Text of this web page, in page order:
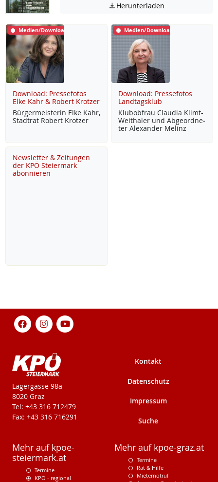
 Herunterladen
Medien/Download
Download: Pressefotos
Elke Kahr & Robert Krotzer
Bür­ger­meis­te­rin El­ke Kahr,
Stadt­rat Robert Krot­zer
Medien/Download
Download: Pressefotos
Landtagsklub
Klu­b­ob­frau Clau­dia Klimt-
Weitha­ler und Ab­ge­ord­ne­
ter Alex­an­der Me­linz
Newsletter & Zeitungen
der KPÖ Steiermark
abonnieren
KPÖ-Steiermark
Lagergasse 98a
8020 Graz
Tel: +43 316 712479
Fax: +43 316 716291
Kontakt
Datenschutz
Impressum
Suche
Mehr auf kpoe-
steiermark.at
Termine
KPÖ - regional
Mehr auf kpoe-graz.at
Termine
Rat & Hilfe
Mieternotruf